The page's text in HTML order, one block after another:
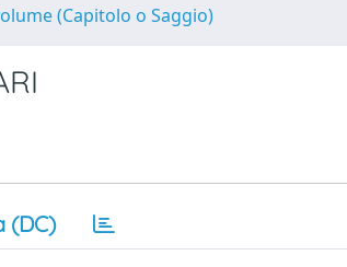
(Capitolo o Saggio)
(DC)